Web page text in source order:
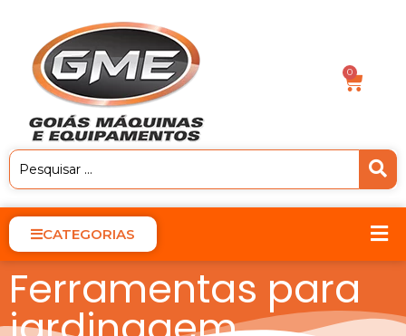
0
CATEGORIAS
Ferramentas para